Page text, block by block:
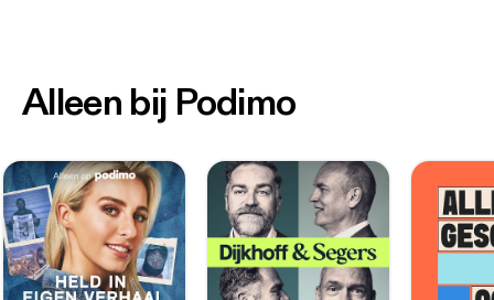
Alleen bij Podimo